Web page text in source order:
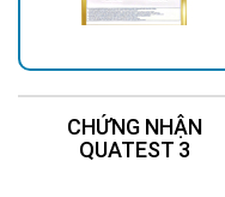
CHỨNG NHẬN
QUATEST 3